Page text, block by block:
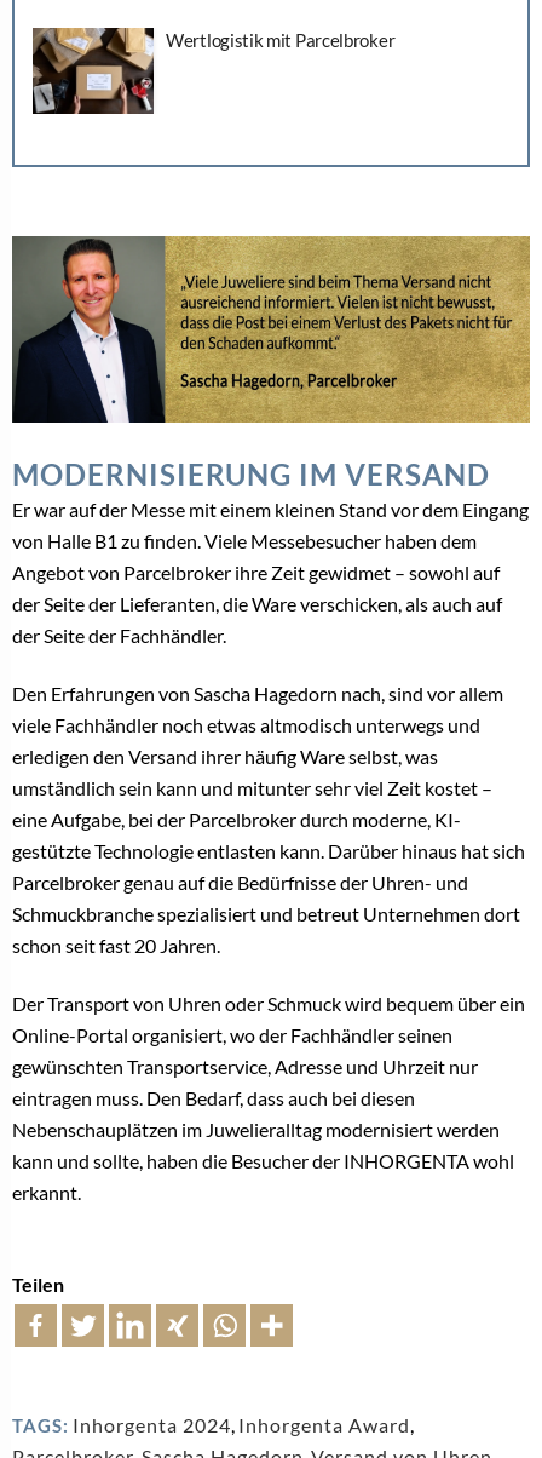
Wertlogistik mit Parcelbroker
MODERNISIERUNG IM VERSAND
Er war auf der Messe mit einem kleinen Stand vor dem Eingang
von Halle B1 zu finden. Viele Messebesucher haben dem
Angebot von Parcelbroker ihre Zeit gewidmet – sowohl auf
der Seite der Lieferanten, die Ware verschicken, als auch auf
der Seite der Fachhändler.
Den Erfahrungen von Sascha Hagedorn nach, sind vor allem
viele Fachhändler noch etwas altmodisch unterwegs und
erledigen den Versand ihrer häufig Ware selbst, was
umständlich sein kann und mitunter sehr viel Zeit kostet –
eine Aufgabe, bei der Parcelbroker durch moderne, KI-
gestützte Technologie entlasten kann. Darüber hinaus hat sich
Parcelbroker genau auf die Bedürfnisse der Uhren- und
Schmuckbranche spezialisiert und betreut Unternehmen dort
schon seit fast 20 Jahren.
Der Transport von Uhren oder Schmuck wird bequem über ein
Online-Portal organisiert, wo der Fachhändler seinen
gewünschten Transportservice, Adresse und Uhrzeit nur
eintragen muss. Den Bedarf, dass auch bei diesen
Nebenschauplätzen im Juwelieralltag modernisiert werden
kann und sollte, haben die Besucher der INHORGENTA wohl
erkannt.
Teilen
TAGS: Inhorgenta 2024 Inhorgenta Award